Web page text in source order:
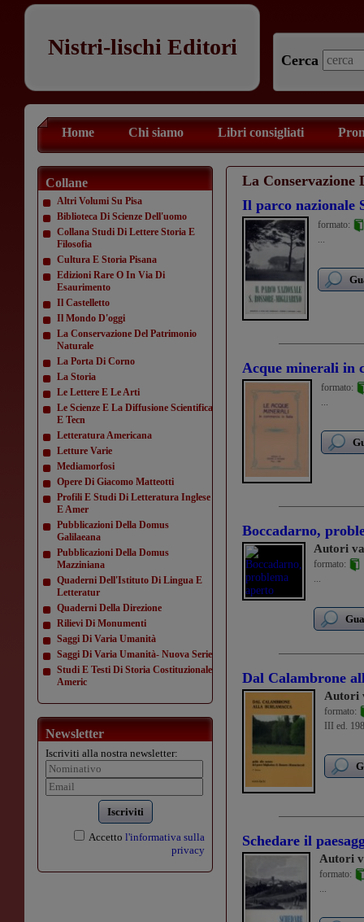
Nistri-lischi Editori
Cerca
Home Chi siamo Libri consigliati
Collane
Altri Volumi Su Pisa
Biblioteca Di Scienze Dell'uomo
Collana Studi Di Lettere Storia E
Filosofia
Cultura E Storia Pisana
Edizioni Rare O In Via Di
Esaurimento
Il Castelletto
Il Mondo D'oggi
La Conservazione Del Patrimonio
Naturale
La Porta Di Corno
La Storia
Le Lettere E Le Arti
Le Scienze E La Diffusione Scientifica
E Tecn
Letteratura Americana
Letture Varie
Mediamorfosi
Opere Di Giacomo Matteotti
Profili E Studi Di Letteratura Inglese
E Amer
Pubblicazioni Della Domus
Galilaeana
Pubblicazioni Della Domus
Mazziniana
Quaderni Dell'Istituto Di Lingua E
Letteratur
Quaderni Della Direzione
Rilievi Di Monumenti
Saggi Di Varia Umanità
Saggi Di Varia Umanità- Nuova Serie
Studi E Testi Di Storia Costituzionale
Americ
Newsletter
Iscriviti alla nostra newsletter:
Iscriviti
Accetto l'informativa sulla
privacy
La Conservazione
Il parco nazionale
formato:
...
Acque minerali in
formato:
...
Boccadarno,
Autori
formato:
...
Dal Calambrone
Autori
formato:
III ed.
Schedare il
Autori
formato:
...